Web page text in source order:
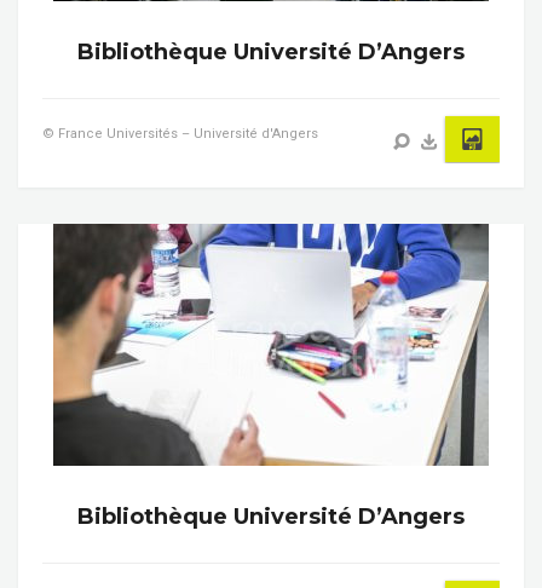
Bibliothèque Université D’Angers
© France Universités – Université d'Angers
Bibliothèque Université D’Angers